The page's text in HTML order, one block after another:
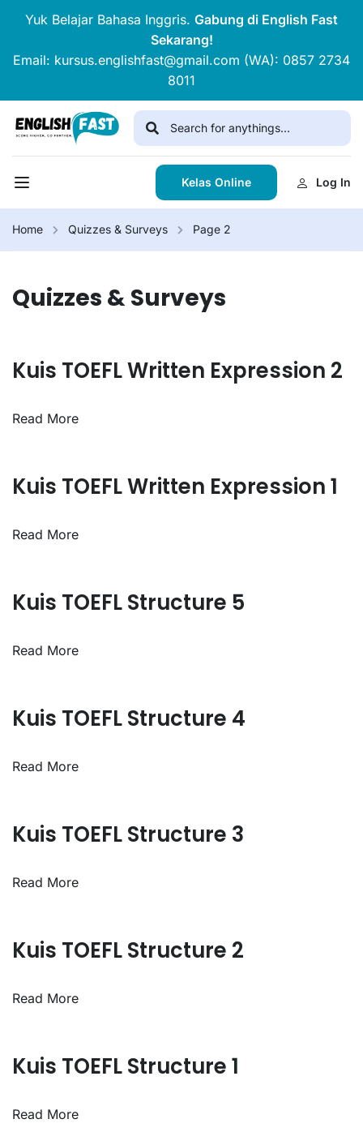
Yuk Belajar Bahasa Inggris. Gabung di English Fast
Sekarang!
Email: kursus.englishfast@gmail.com (WA): 0857 2734
8011
Kelas Online Log In
Home Quizzes & Surveys Page 2
Quizzes & Surveys
Kuis TOEFL Written Expression 2
Read More
Kuis TOEFL Written Expression 1
Read More
Kuis TOEFL Structure 5
Read More
Kuis TOEFL Structure 4
Read More
Kuis TOEFL Structure 3
Read More
Kuis TOEFL Structure 2
Read More
Kuis TOEFL Structure 1
Read More